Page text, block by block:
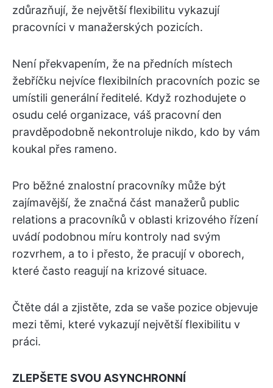
zdůrazňují, že největší flexibilitu vykazují
pracovníci v manažerských pozicích.
Není překvapením, že na předních místech
žebříčku nejvíce flexibilních pracovních pozic se
umístili generální ředitelé. Když rozhodujete o
osudu celé organizace, váš pracovní den
pravděpodobně nekontroluje nikdo, kdo by vám
koukal přes rameno.
Pro běžné znalostní pracovníky může být
zajímavější, že značná část manažerů public
relations a pracovníků v oblasti krizového řízení
uvádí podobnou míru kontroly nad svým
rozvrhem, a to i přesto, že pracují v oborech,
které často reagují na krizové situace.
Čtěte dál a zjistěte, zda se vaše pozice objevuje
mezi těmi, které vykazují největší flexibilitu v
práci.
ZLEPŠETE SVOU ASYNCHRONNÍ